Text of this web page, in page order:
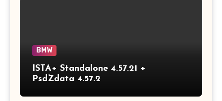
BMW
ISTA+ Standalone 4.57.21 +
PsdZdata 4.57.2